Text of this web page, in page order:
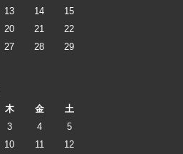
13 14
15
20 21
22
27 28
29
木 金
土
3 4
5
10 11
12